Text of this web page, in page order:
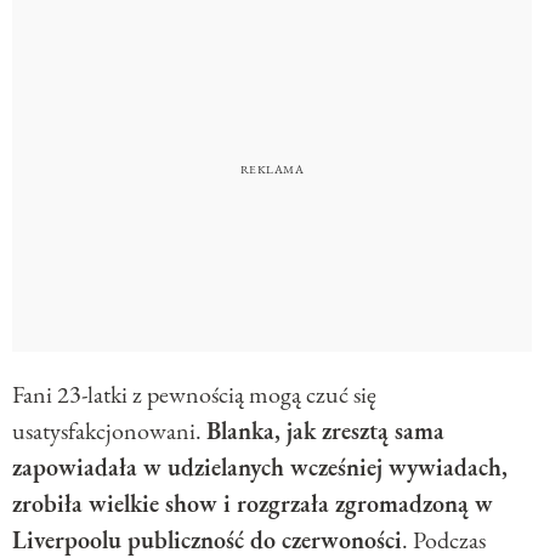
Fani 23-latki z pewnością mogą czuć się
usatysfakcjonowani.Blanka, jak zresztą sama
zapowiadała w udzielanych wcześniej wywiadach,
zrobiła wielkie show i rozgrzała zgromadzoną w
Liverpoolu publiczność do czerwoności. Podczas